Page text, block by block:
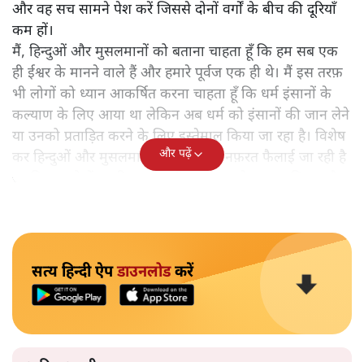
और वह सच सामने पेश करें जिससे दोनों वर्गों के बीच की दूरियाँ
कम हों।
मैं, हिन्दुओं और मुसलमानों को बताना चाहता हूँ कि हम सब एक
ही ईश्वर के मानने वाले हैं और हमारे पूर्वज एक ही थे। मैं इस तरफ़
भी लोगों को ध्यान आकर्षित करना चाहता हूँ कि धर्म इंसानों के
कल्याण के लिए आया था लेकिन अब धर्म को इंसानों की जान लेने
या उनको प्रताड़ित करने के लिए इस्तेमाल किया जा रहा है। विशेष
कर हिन्दुओं और मुसलमानों के बीच बहुत नफ़रत फैलाई जा रही है
जबकि इन दोनों का रिश्ता एक ही महापुरुष से जा कर मिलता है।
और पढ़ें
सत्य हिन्दी ऐपडाउनलोडकरें